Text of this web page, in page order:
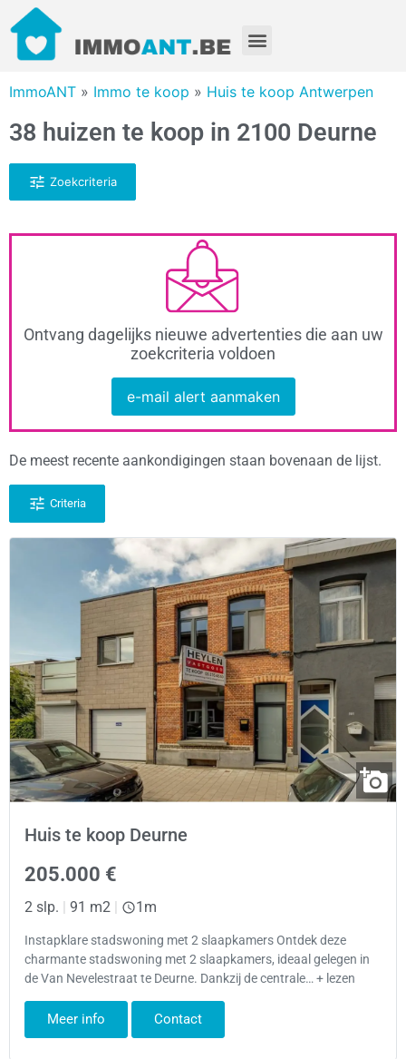
ImmoANT » Immo te koop » Huis te koop Antwerpen
38 huizen te koop in 2100 Deurne
Zoekcriteria
Ontvang dagelijks nieuwe advertenties die aan uw
zoekcriteria voldoen
e-mail alert aanmaken
De meest recente aankondigingen staan bovenaan de lijst.
Criteria
Huis te koop Deurne
205.000 €
2 slp. | 91 m2 | 1m
Instapklare stadswoning met 2 slaapkamers Ontdek deze
charmante stadswoning met 2 slaapkamers, ideaal gelegen in
de Van Nevelestraat te Deurne. Dankzij de centrale… + lezen
Meer info Contact